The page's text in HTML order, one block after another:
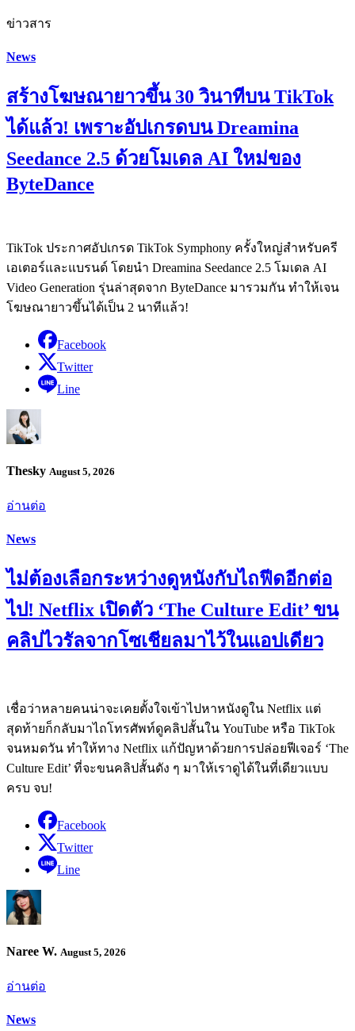
ข่าวสาร
News
สร้างโฆษณายาวขึ้น 30 วินาทีบน TikTok
ได้แล้ว! เพราะอัปเกรดบน Dreamina
Seedance 2.5 ด้วยโมเดล AI ใหม่ของ
ByteDance
TikTok ประกาศอัปเกรด TikTok Symphony ครั้งใหญ่สำหรับครี
เอเตอร์และแบรนด์ โดยนำ Dreamina Seedance 2.5 โมเดล AI
Video Generation รุ่นล่าสุดจาก ByteDance มารวมกัน ทำให้เจน
โฆษณายาวขึ้นได้เป็น 2 นาทีแล้ว!
Facebook
Twitter
Line
Thesky August 5, 2026
อ่านต่อ
News
ไม่ต้องเลือกระหว่างดูหนังกับไถฟีดอีกต่อ
ไป! Netflix เปิดตัว ‘The Culture Edit’ ขน
คลิปไวรัลจากโซเชียลมาไว้ในแอปเดียว
เชื่อว่าหลายคนน่าจะเคยตั้งใจเข้าไปหาหนังดูใน Netflix แต่
สุดท้ายก็กลับมาไถโทรศัพท์ดูคลิปสั้นใน YouTube หรือ TikTok
จนหมดวัน ทำให้ทาง Netflix แก้ปัญหาด้วยการปล่อยฟีเจอร์ ‘The
Culture Edit’ ที่จะขนคลิปสั้นดัง ๆ มาให้เราดูได้ในที่เดียวแบบ
ครบ จบ!
Facebook
Twitter
Line
Naree W. August 5, 2026
อ่านต่อ
News